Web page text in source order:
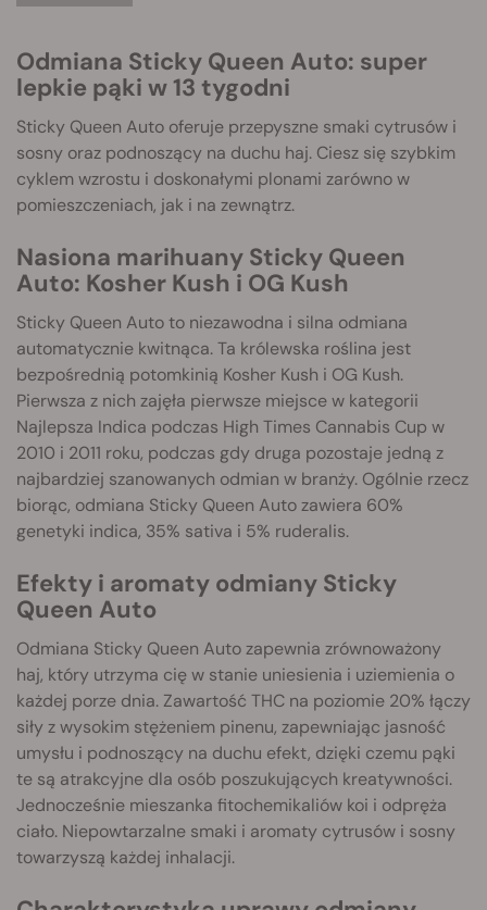
Odmiana Sticky Queen Auto: super
lepkie pąki w 13 tygodni
Sticky Queen Auto oferuje przepyszne smaki cytrusów i
sosny oraz podnoszący na duchu haj. Ciesz się szybkim
cyklem wzrostu i doskonałymi plonami zarówno w
pomieszczeniach, jak i na zewnątrz.
Nasiona marihuany Sticky Queen
Auto: Kosher Kush i OG Kush
Sticky Queen Auto to niezawodna i silna odmiana
automatycznie kwitnąca. Ta królewska roślina jest
bezpośrednią potomkinią Kosher Kush i OG Kush.
Pierwsza z nich zajęła pierwsze miejsce w kategorii
Najlepsza Indica podczas High Times Cannabis Cup w
2010 i 2011 roku, podczas gdy druga pozostaje jedną z
najbardziej szanowanych odmian w branży. Ogólnie rzecz
biorąc, odmiana Sticky Queen Auto zawiera 60%
genetyki indica, 35% sativa i 5% ruderalis.
Efekty i aromaty odmiany Sticky
Queen Auto
Odmiana Sticky Queen Auto zapewnia zrównoważony
haj, który utrzyma cię w stanie uniesienia i uziemienia o
każdej porze dnia. Zawartość THC na poziomie 20% łączy
siły z wysokim stężeniem pinenu, zapewniając jasność
umysłu i podnoszący na duchu efekt, dzięki czemu pąki
te są atrakcyjne dla osób poszukujących kreatywności.
Jednocześnie mieszanka fitochemikaliów koi i odpręża
ciało. Niepowtarzalne smaki i aromaty cytrusów i sosny
towarzyszą każdej inhalacji.